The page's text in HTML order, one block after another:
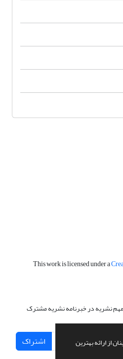
از ارائه بهترین
This work is licensed under a
مهم نشریه در خبرنامه نشریه مشترک
اشتراک